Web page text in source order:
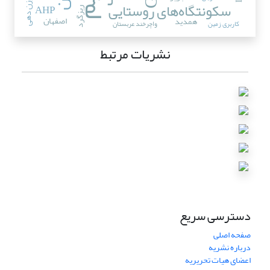
سکونتگاه‌های روستایی AHP
اصفهان همدید وزن دهی ریزگرد واچرخند عربستان کاربری زمین
نشریات مرتبط
دسترسی سریع
صفحه اصلی
درباره نشریه
اعضای هیات تحریریه